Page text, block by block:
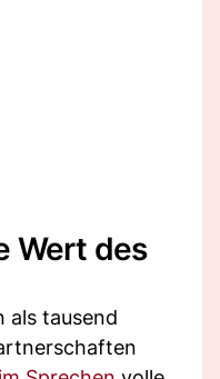
Wert des
als tausend